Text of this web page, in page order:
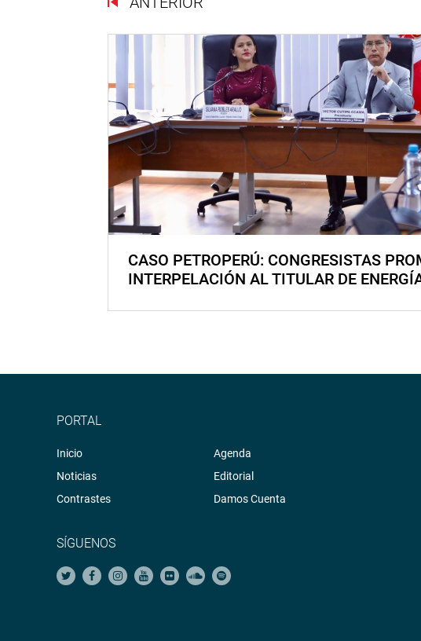
CASO PETROPERÚ: CONGRESISTAS
INTERPELACIÓN AL TITULAR DE
PORTAL
Inicio
Noticias
Contrastes
Agenda
Editorial
Damos Cuenta
SÍGUENOS